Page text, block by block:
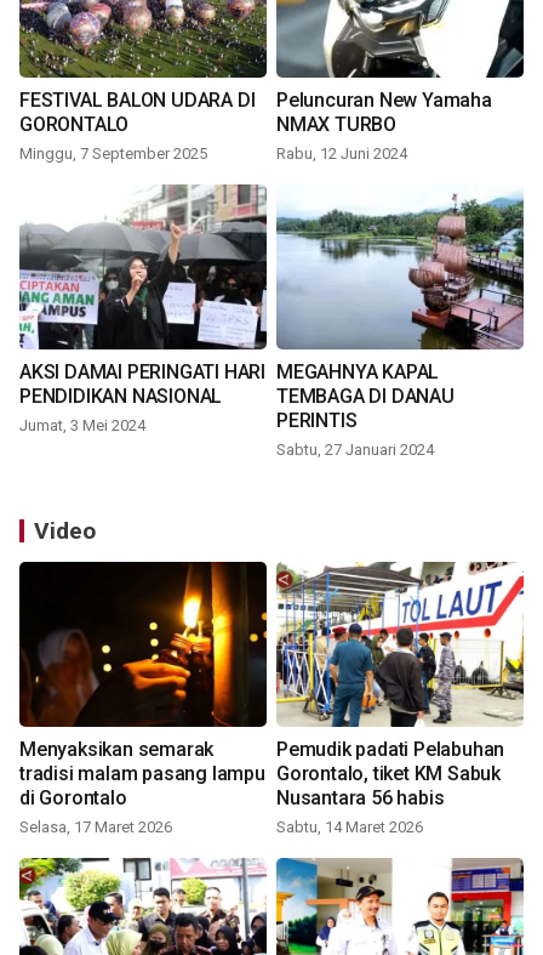
FESTIVAL BALON UDARA DI
GORONTALO
Minggu, 7 September 2025
Peluncuran New Yamaha
NMAX TURBO
Rabu, 12 Juni 2024
AKSI DAMAI PERINGATI HARI
PENDIDIKAN NASIONAL
Jumat, 3 Mei 2024
MEGAHNYA KAPAL
TEMBAGA DI DANAU
PERINTIS
Sabtu, 27 Januari 2024
Video
Menyaksikan semarak
tradisi malam pasang lampu
di Gorontalo
Selasa, 17 Maret 2026
Pemudik padati Pelabuhan
Gorontalo, tiket KM Sabuk
Nusantara 56 habis
Sabtu, 14 Maret 2026